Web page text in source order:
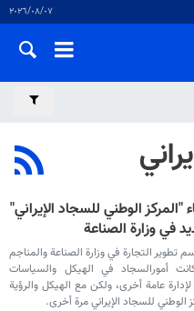
٠٧‏/٠٨‏/٢٠٢٦
"المركز الوطني للسجاد الإيراني"
في وزارة الصناعة
تطوير التجارة في وزارة الصناعة والمناجم
أمورالسجاد في الهيكل والسياسات
لإدارة عامة أخرى، ولكن مع الهيكل والرؤية
الوطني للسجاد الإيراني مرة أخرى.